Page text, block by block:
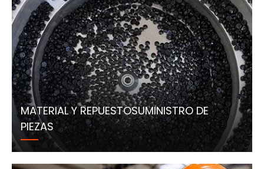
MATERIAL Y REPUESTOSUMINISTRO DE
PIEZAS